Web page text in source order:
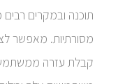
תוכנה ובמקרים
קבלת עזרה